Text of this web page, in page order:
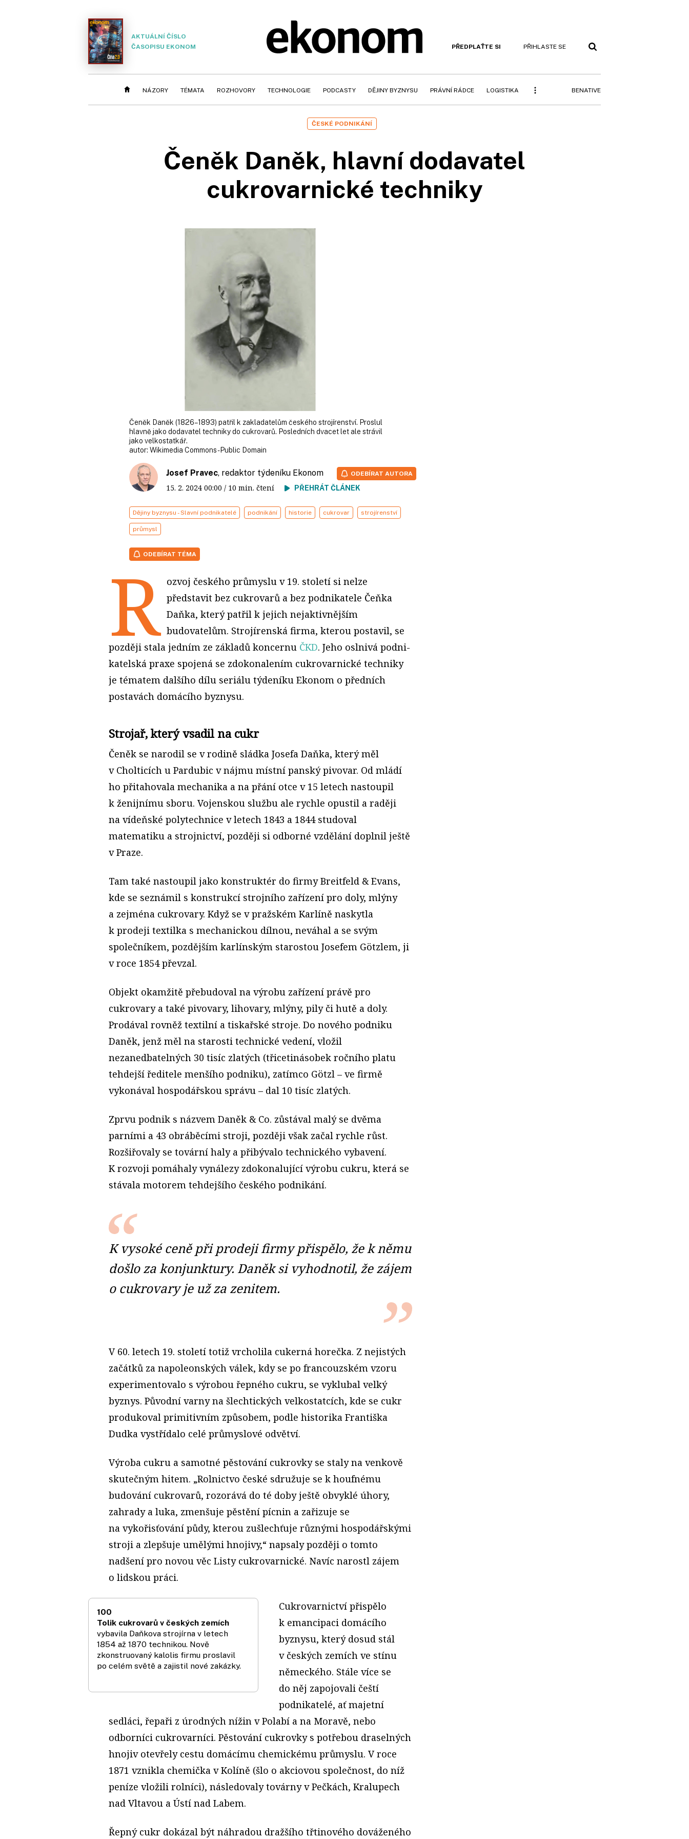
AKTUÁLNÍ ČÍSLO
ČASOPISU EKONOM
PŘEDPLAŤTE SI PŘIHLASTE SE
NÁZORY TÉMATA ROZHOVORY TECHNOLOGIE PODCASTY DĚJINY BYZNYSU PRÁVNÍ RÁDCE LOGISTIKA BENATIVE
ČESKÉ PODNIKÁNÍ
Čeněk Daněk, hlavní dodavatel
cukrovarnické techniky
Čeněk Daněk (1826–1893) patřil k zakladatelům českého strojí­renství. Proslul
hlavně jako do­davatel techniky do cukrovarů. Posledních dvacet let ale strávil
jako velkostatkář.
autor: Wikimedia Commons - Public Domain
Josef Pravec, redaktor týdeníku Ekonom
15. 2. 2024 00:00 / 10 min. čtení PŘEHRÁT ČLÁNEK
ODEBÍRAT AUTORA
Dějiny byznysu - Slavní podnikatelé podnikání historie cukrovar strojírenství
průmysl
ODEBÍRAT TÉMA
R ozvoj českého průmyslu v 19. století si nelze
představit bez cukrovarů a bez podnikatele Čeňka
Daňka, který patřil k jejich nejaktivnějším
budovatelům. Strojírenská firma, kterou postavil, se
později stala jedním ze základů koncernu ČKD. Jeho oslnivá podni­
katelská praxe spojená se zdokonalením cukrovarnické techniky
je tématem dalšího dílu seriálu týdeníku Ekonom o předních
postavách domácího byznysu.
Strojař, který vsadil na cukr
Čeněk se narodil se v rodině sládka Josefa Daňka, který měl
v Cholticích u Pardubic v nájmu místní panský pivovar. Od mládí
ho přitahovala mechanika a na přání otce v 15 letech nastoupil
k ženijnímu sboru. Vojenskou službu ale rychle opustil a raději
na vídeňské polytechnice v letech 1843 a 1844 studoval
matematiku a strojnictví, později si odborné vzdělání doplnil ještě
v Praze.
Tam také nastoupil jako konstruktér do firmy Breitfeld & Evans,
kde se seznámil s konstrukcí strojního zařízení pro doly, mlýny
a zejména cukrovary. Když se v pražském Karlíně naskytla
k prodeji textilka s mechanickou dílnou, neváhal a se svým
společníkem, pozdějším karlínským starostou Josefem Götzlem, ji
v roce 1854 převzal.
Objekt okamžitě přebudoval na výrobu zařízení právě pro
cukrovary a také pivovary, lihovary, mlýny, pily či hutě a doly.
Prodával rovněž textilní a tiskařské stroje. Do nového podniku
Daněk, jenž měl na starosti technické vedení, vložil
nezanedbatelných 30 tisíc zlatých (třicetinásobek ročního platu
tehdejší ředitele menšího podniku), zatímco Götzl – ve firmě
vykonával hospodářskou správu – dal 10 tisíc zlatých.
Zprvu podnik s názvem Daněk & Co. zůstával malý se dvěma
parními a 43 obrá­běcími stroji, později však začal rychle růst.
Rozšiřovaly se tovární haly a přibývalo technického vybavení.
K rozvoji pomáhaly vynálezy zdokonalující výrobu cukru, která se
stávala motorem tehdejšího českého podnikání.
K vysoké ceně při prodeji firmy přispělo, že k němu
došlo za konjunktury. Daněk si vyhodnotil, že zájem
o cukrovary je už za zenitem.
V 60. letech 19. století totiž vrcho­lila cukerná horečka. Z nejistých
začátků za napoleonských válek, kdy se po francouzském vzoru
experimentovalo s výrobou řepného cukru, se vyklubal velký
byznys. Původní varny na šlechtických velkostatcích, kde se cukr
produkoval primitivním způsobem, podle historika Františka
Dudka vystřídalo celé průmyslové odvětví.
Výroba cukru a samotné pěstování cukrovky se staly na venkově
skutečným hitem. „Rolnictvo české sdružuje se k houfnému
budování cukrovarů, rozorává do té doby ještě obvyklé úhory,
zahrady a luka, zmenšuje pěstění pícnin a zařizuje se
na vykořisťování půdy, kterou zušlechťuje různými hospodářskými
stroji a zlepšuje umělými hnojivy,“ napsaly později o tomto
nadšení pro novou věc Listy cukrovarnické. Navíc narostl zájem
o lidskou práci.
100
Tolik cukrovarů v českých zemích
vybavila Daňkova strojírna v letech
1854 až 1870 technikou. Nově
zkonstruovaný kalolis firmu proslavil
po celém světě a zajistil nové zakázky.
Cukrovarnictví přispělo
k emancipaci domácího
byznysu, který dosud stál
v českých zemích ve stínu
německého. Stále více se
do něj zapojovali čeští
podnikatelé, ať majetní
sedláci, řepaři z úrodných nížin v Polabí a na Moravě, nebo
odborníci cukrovarníci. Pěstování cukrovky s potřebou draselných
hnojiv otevřely cestu domácímu chemickému průmyslu. V roce
1871 vznikla chemička v Kolíně (šlo o akciovou společnost, do níž
peníze vložili rolníci), následovaly továrny v Pečkách, Kralupech
nad Vltavou a Ústí nad Labem.
Řepný cukr dokázal být náhradou dražšího třtinového dováženého